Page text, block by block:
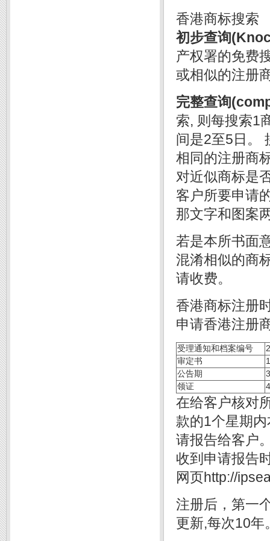
香港商标搜索
初步查询
产权署的免费
或相似的注册
完整查询
索, 则每搜索1
间是2至5日。
相同的注册商
对近似商标是
客户所要申请
那文字和图案
若是本所书面
混淆相似的商
请收费。
香港商标注册
申请香港注册
受理通知和档案编号
审定书
公告期
领证
在给客户核对
款的1个星期
请报告给客户
收到申请报告
网页http://
注册后，第一
更新,每次10年